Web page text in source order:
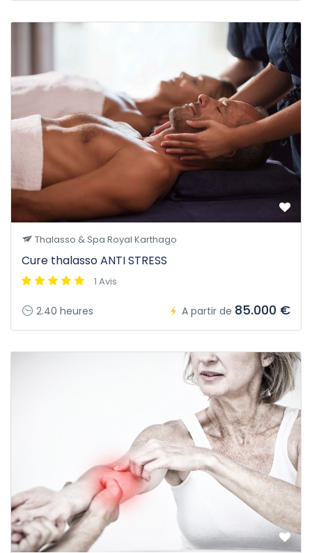
Thalasso & Spa Royal Karthago
Cure thalasso ANTI STRESS
1 Avis
2.40 heures A partir de 85.000 €